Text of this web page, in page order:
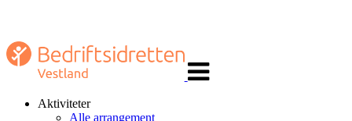
navigasjon
Aktiviteter
Alle arrangement